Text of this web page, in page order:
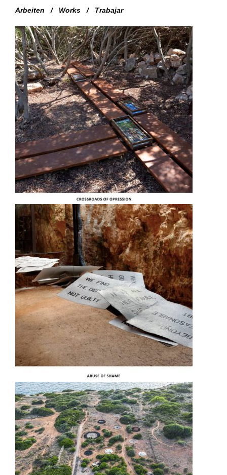
Arbeiten / Works / Trabajar